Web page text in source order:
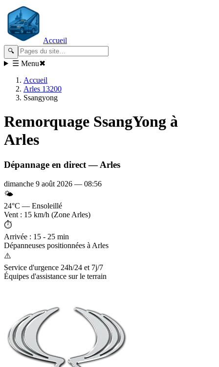
Accueil
🔍
☰ Menu✖
Accueil
Arles 13200
Ssangyong
Remorquage SsangYong à
Arles
Dépannage en direct —Arles
dimanche 9 août 2026 — 08:56
🌤️
24°C — Ensoleillé
Vent : 15 km/h (Zone Arles)
⏱️
Arrivée : 15 - 25 min
Dépanneuses positionnées à Arles
⚠️
Service d'urgence 24h/24 et 7j/7
Équipes d'assistance sur le terrain